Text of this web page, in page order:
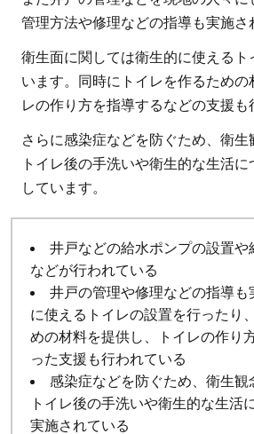
管理方法や修理などの指導も実施さ
衛生面に関しては衛生的に使えるト
います。同時にトイレを作るための
レの作り方を指導するなどの支援も
さらに感染症などを防ぐため、衛生
トイレ後の手洗いや衛生的な生活
しています。
井戸などの給水ポンプの設置や
などが行われている
井戸の管理や修理などの指導も
に使えるトイレの設置を行ったり
めの材料を提供し、トイレの作り
った支援も行われている
感染症などを防ぐため、衛生観
トイレ後の手洗いや衛生的な生活
実施されている